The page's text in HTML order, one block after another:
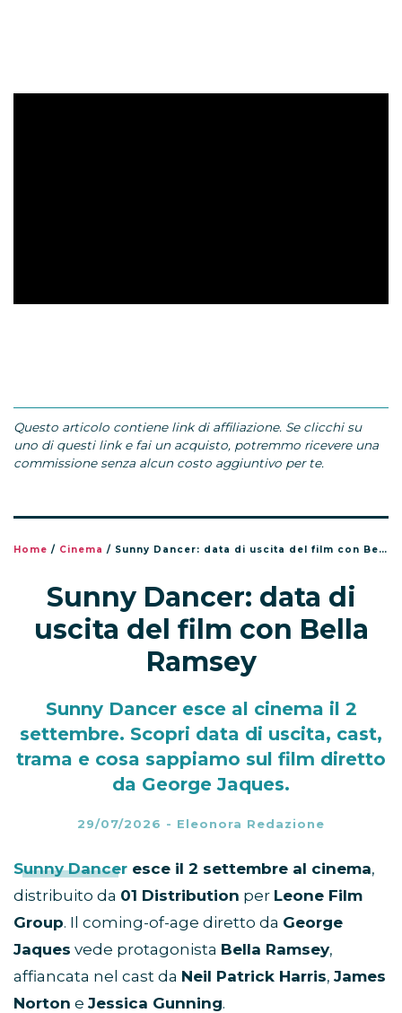
Questo articolo contiene link di affiliazione. Se clicchi su
uno di questi link e fai un acquisto, potremmo ricevere una
commissione senza alcun costo aggiuntivo per te.
Home / Cinema / Sunny Dancer: data di uscita del film con Bella Ramsey
Sunny Dancer: data di
uscita del film con Bella
Ramsey
Sunny Dancer esce al cinema il 2
settembre. Scopri data di uscita, cast,
trama e cosa sappiamo sul film diretto
da George Jaques.
29/07/2026 - Eleonora Redazione
Sunny Dancer esce il 2 settembre al cinema,
distribuito da 01 Distribution per Leone Film
Group. Il coming-of-age diretto da George
Jaques vede protagonista Bella Ramsey,
affiancata nel cast da Neil Patrick Harris, James
Norton e Jessica Gunning.